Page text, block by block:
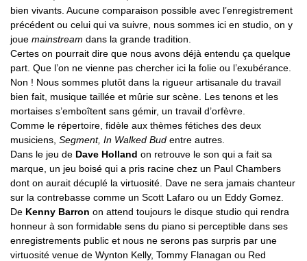
bien vivants. Aucune comparaison possible avec l’enregistrement
précédent ou celui qui va suivre, nous sommes ici en studio, on y
joue mainstream dans la grande tradition.
Certes on pourrait dire que nous avons déjà entendu ça quelque
part. Que l’on ne vienne pas chercher ici la folie ou l’exubérance.
Non ! Nous sommes plutôt dans la rigueur artisanale du travail
bien fait, musique taillée et mûrie sur scène. Les tenons et les
mortaises s’emboîtent sans gémir, un travail d’orfèvre.
Comme le répertoire, fidèle aux thèmes fétiches des deux
musiciens, Segment, In Walked Bud entre autres.
Dans le jeu de Dave Holland on retrouve le son qui a fait sa
marque, un jeu boisé qui a pris racine chez un Paul Chambers
dont on aurait décuplé la virtuosité. Dave ne sera jamais chanteur
sur la contrebasse comme un Scott Lafaro ou un Eddy Gomez.
De Kenny Barron on attend toujours le disque studio qui rendra
honneur à son formidable sens du piano si perceptible dans ses
enregistrements public et nous ne serons pas surpris par une
virtuosité venue de Wynton Kelly, Tommy Flanagan ou Red